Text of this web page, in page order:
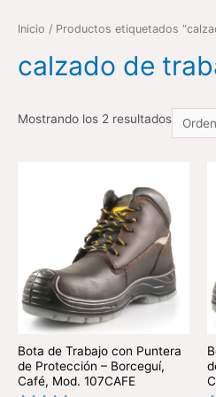
Inicio / Productos etiquetados
calzado de
Mostrando los 2 resultados
Bota de Trabajo con Puntera
de Protección – Borceguí,
Café, Mod. 107CAFE